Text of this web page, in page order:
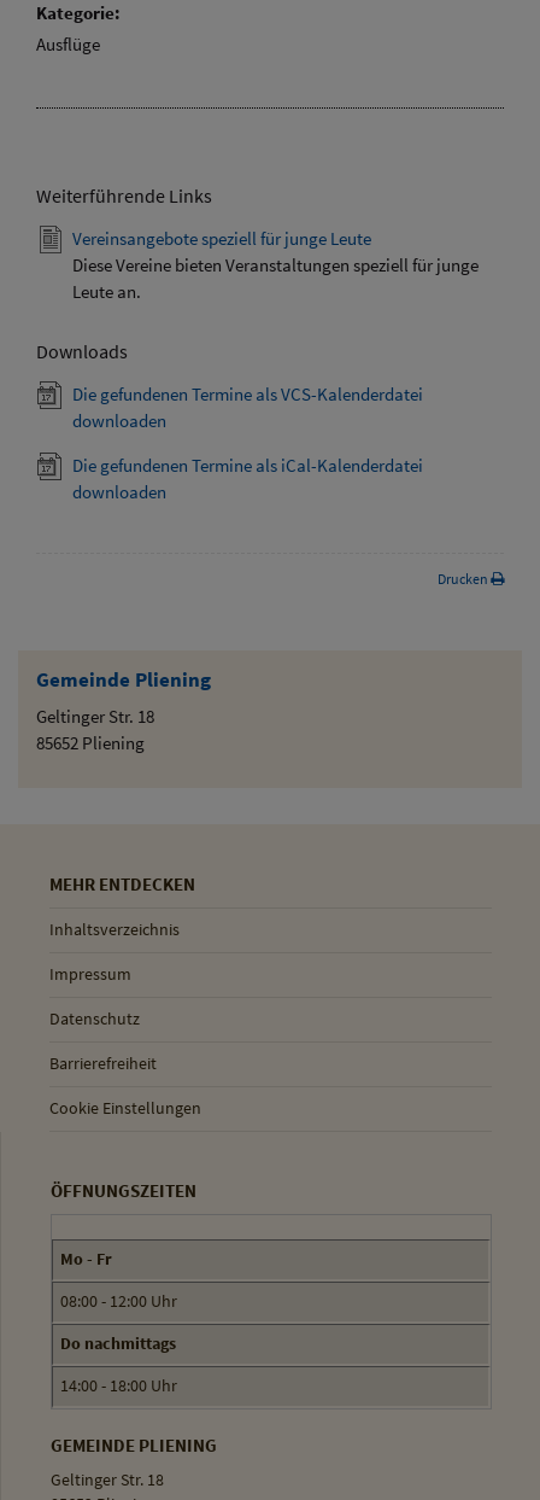
Gemeinde Pliening
Geltinger Str. 18
85652 Pliening
Kategorie:
Ausflüge
Weiterführende Links
Vereinsangebote speziell für junge Leute
Diese Vereine bieten Veranstaltungen speziell für junge
Leute an.
Downloads
Die gefundenen Termine als VCS-Kalenderdatei
downloaden
Die gefundenen Termine als iCal-Kalenderdatei
downloaden
Drucken
MEHR ENTDECKEN
Inhaltsverzeichnis
Impressum
Datenschutz
Barrierefreiheit
Cookie Einstellungen
ÖFFNUNGSZEITEN
Mo - Fr
08:00 - 12:00 Uhr
Do nachmittags
14:00 - 18:00 Uhr
GEMEINDE PLIENING
Geltinger Str. 18